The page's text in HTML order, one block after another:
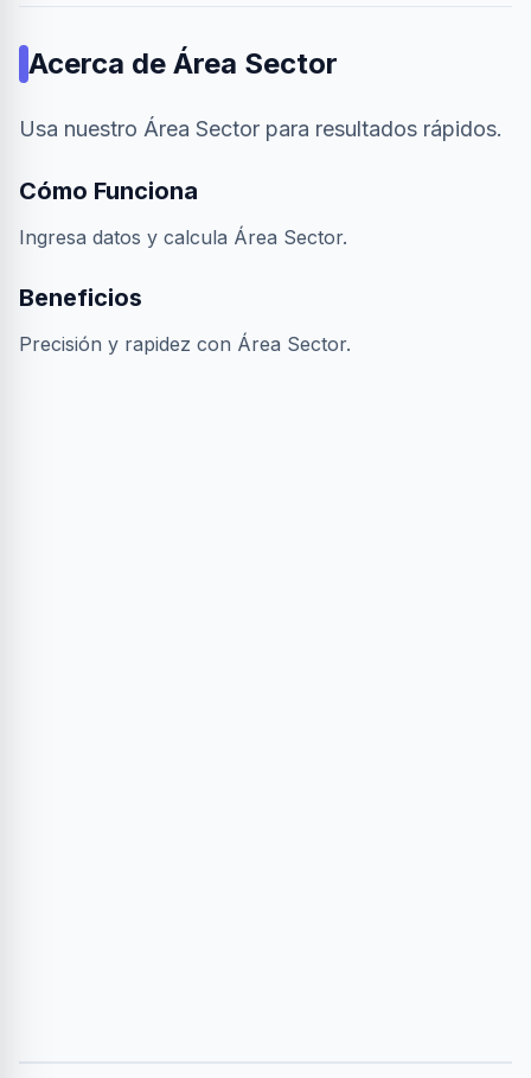
Acerca de Área Sector
Usa nuestro Área Sector para resultados rápidos.
Cómo Funciona
Ingresa datos y calcula Área Sector.
Beneficios
Precisión y rapidez con Área Sector.